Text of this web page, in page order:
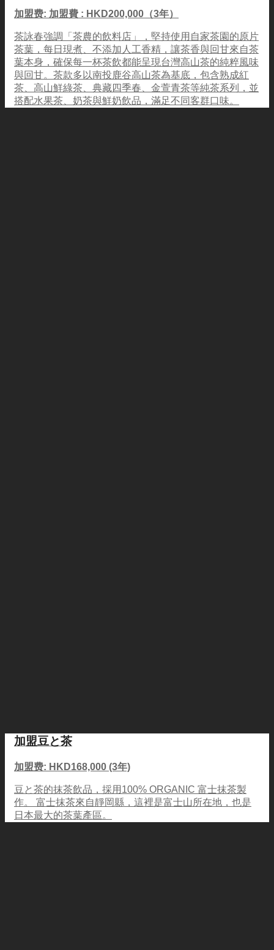
加盟费: 加盟費 : HKD200,000（3年）
茶詠春強調「茶農的飲料店」，堅持使用自家茶園的原片
茶葉，每日現煮、不添加人工香精，讓茶香與回甘來自茶
葉本身，確保每一杯茶飲都能呈現台灣高山茶的純粹風味
與回甘。茶款多以南投鹿谷高山茶為基底，包含熟成紅
茶、高山鮮綠茶、典藏四季春、金萱青茶等純茶系列，並
搭配水果茶、奶茶與鮮奶飲品，滿足不同客群口味。
加盟豆と茶
加盟费: HKD168,000 (3年)
豆と茶的抹茶飲品，採用100% ORGANIC 富士抹茶製
作。 富士抹茶來自靜岡縣，這裡是富士山所在地，也是
日本最大的茶葉產區。